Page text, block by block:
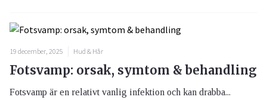
19 december, 2025 Hud & Hår
Fotsvamp: orsak, symtom & behandling
Fotsvamp är en relativt vanlig infektion och kan drabba...